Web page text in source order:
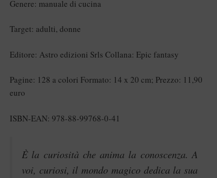
Genere: manuale di cucina
Target: adulti, donne
Editore: Astro edizioni Srls Collana: Epic fantasy
Pagine: 128 a colori Formato: 14 x 20 cm; Prezzo: 11,90
euro
ISBN-EAN: 978-88-99768-0-41
È la curiosità che anima la conoscenza. A
voi, curiosi, il mondo magico dedica la sua